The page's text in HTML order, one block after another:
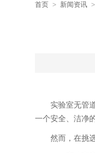
首页 > 新闻资讯
实验室无管道
一个安全、洁净
然而，在挑选